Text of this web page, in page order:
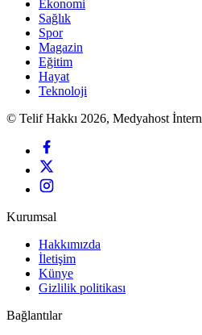
Ekonomi
Sağlık
Spor
Magazin
Eğitim
Hayat
Teknoloji
© Telif Hakkı 2026, Medyahost
Kurumsal
Hakkımızda
İletişim
Künye
Gizlilik politikası
Bağlantılar